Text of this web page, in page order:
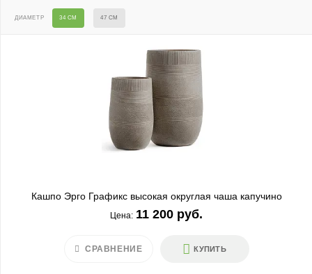
ДИАМЕТР 34 СМ 47 СМ
Кашпо Эрго Графикс высокая округлая чаша капучино
Цена: 11 200 руб.
КУПИТЬ
СРАВНЕНИЕ